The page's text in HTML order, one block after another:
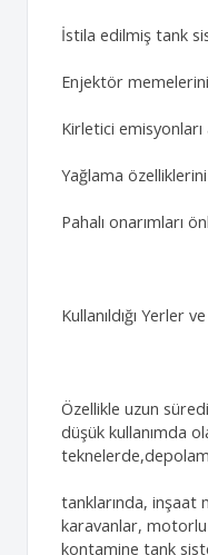
İstila edilmiş tank
Enjektör
Kirletici emisyonları
Yağlama
Pahalı onarımları
Kullanıldığı Yerler
Özellikle uzun
düşük kullanımda
tanklarında, inşaat
karavanlar,
kontamine tank